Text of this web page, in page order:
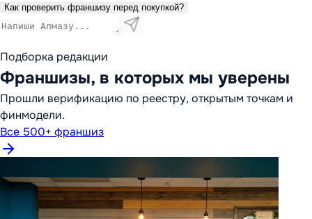
Как проверить франшизу перед покупкой?
Подборка редакции
Франшизы, в которых мы уверены
Прошли верификацию по реестру, открытым точкам и
финмодели.
Все 500+ франшиз